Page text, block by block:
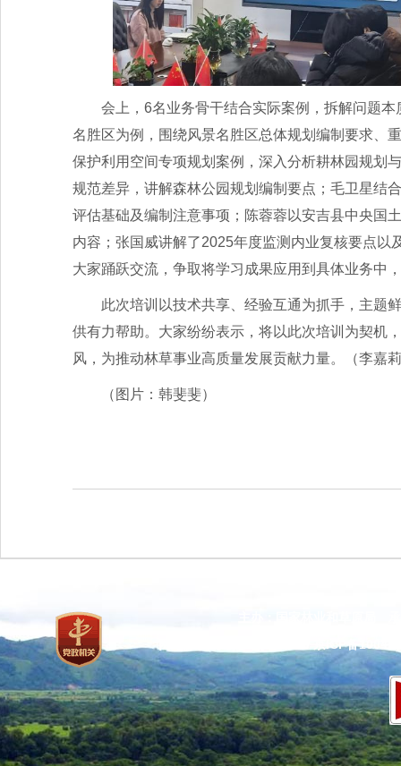
会上，6名业务骨干结合实际案例，拆解问题
名胜区为例，围绕风景名胜区总体规划编制要求、
保护利用空间专项规划案例，深入分析耕林园规划
规范差异，讲解森林公园规划编制要点；毛卫星结
评估基础及编制注意事项；陈蓉蓉以安吉县中央国
内容；张国威讲解了2025年度监测内业复核要点
大家踊跃交流，争取将学习成果应用到具体业务中
此次培训以技术共享、经验互通为抓手，主题
供有力帮助。大家纷纷表示，将以此次培训为契机，
风，为推动林草事业高质量发展贡献力量。（李嘉
（图片：韩斐斐）
京ICP备